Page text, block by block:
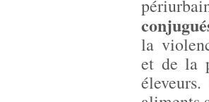
la
et de la